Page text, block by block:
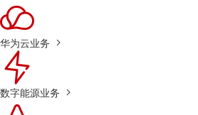
华为云业务
数字能源业务